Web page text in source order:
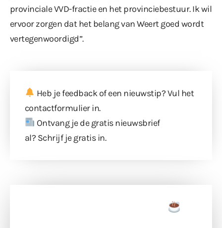
provinciale VVD-fractie en het provinciebestuur. Ik wil
ervoor zorgen dat het belang van Weert goed wordt
vertegenwoordigd”.
Heb je feedback of een nieuwstip? Vul het
contactformulierin.
Ontvang je de gratis nieuwsbrief
al? Schrijf je gratis in.